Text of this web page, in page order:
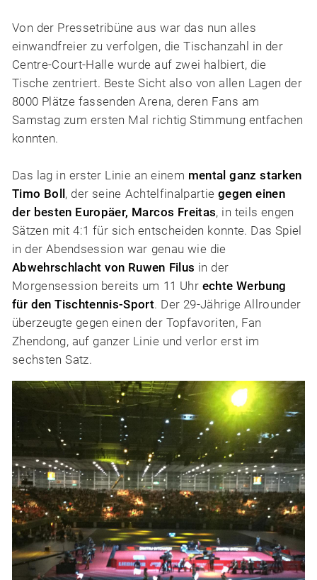
Von der Pressetribüne aus war das nun alles
einwandfreier zu verfolgen, die Tischanzahl in der
Centre-Court-Halle wurde auf zwei halbiert, die
Tische zentriert. Beste Sicht also von allen Lagen der
8000 Plätze fassenden Arena, deren Fans am
Samstag zum ersten Mal richtig Stimmung entfachen
konnten.
Das lag in erster Linie an einem mental ganz starken
Timo Boll, der seine Achtelfinalpartie gegen einen
der besten Europäer, Marcos Freitas, in teils engen
Sätzen mit 4:1 für sich entscheiden konnte. Das Spiel
in der Abendsession war genau wie die
Abwehrschlacht von Ruwen Filus in der
Morgensession bereits um 11 Uhr echte Werbung
für den Tischtennis-Sport. Der 29-Jährige Allrounder
überzeugte gegen einen der Topfavoriten, Fan
Zhendong, auf ganzer Linie und verlor erst im
sechsten Satz.